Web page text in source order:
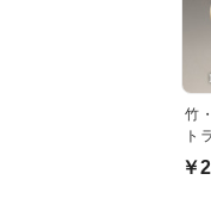
竹
ト
レ
￥